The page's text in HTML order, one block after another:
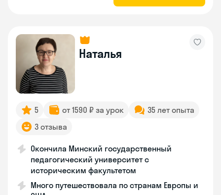
Наталья
5 от 1590 ₽ за урок
35 лет опыта
3 отзыва
Окончила Минский государственный
педагогический университет с
историческим факультетом
Много путешествовала по странам Европы и